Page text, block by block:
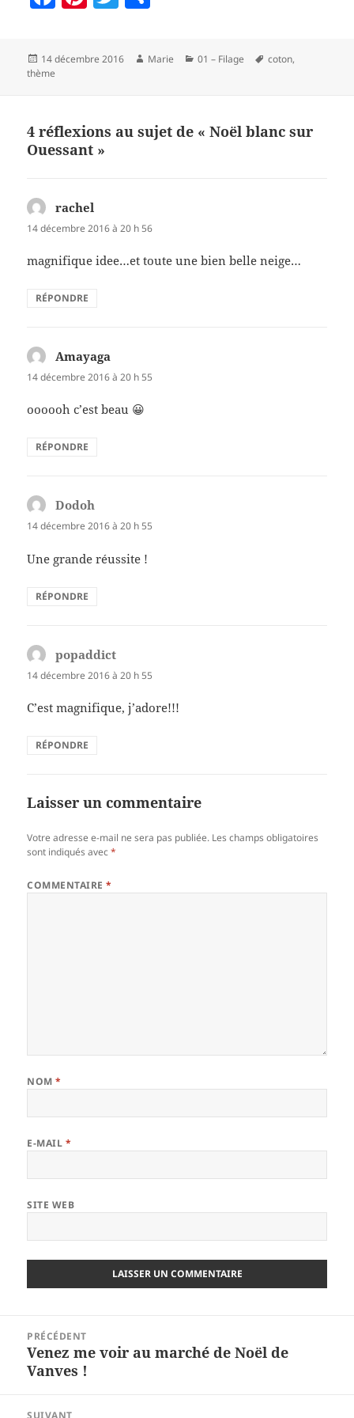
c
e
o
o
er
es
itt
er
rt
a
er
Publié
le
14 décembre 2016 Auteur
Marie Catégories
01 – Filage
Mots-
coton,
thème
4 réflexions au sujet de « Noël blanc sur
Ouessant »
rachel
14 décembre 2016 à 20 h 56
magnifique idee…et toute une bien belle neige…
RÉPONDRE
Amayaga
14 décembre 2016 à 20 h 55
oooooh c’est beau 😀
RÉPONDRE
Dodoh
14 décembre 2016 à 20 h 55
Une grande réussite !
RÉPONDRE
popaddict
14 décembre 2016 à 20 h 55
C’est magnifique, j’adore!!!
RÉPONDRE
Laisser un commentaire
Votre adresse e-mail ne sera pas publiée. Les champs obligatoires
sont indiqués avec*
COMMENTAIRE*
NOM*
E-MAIL *
SITE WEB
l’article
PRÉCÉDENT
Article
précédent :
Venez me voir au marché de Noël de
Vanves !
SUIVANT